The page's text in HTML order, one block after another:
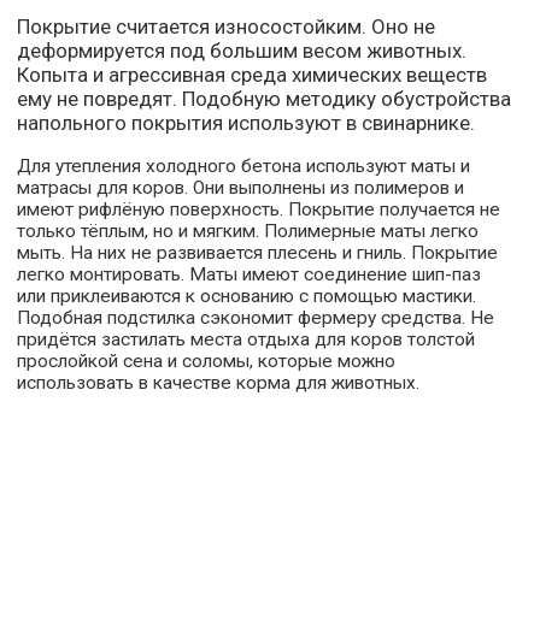
Покрытие считается износостойким. Оно не
деформируется под большим весом животных.
Копыта и агрессивная среда химических веществ
ему не повредят. Подобную методику обустройства
напольного покрытия используют в свинарнике.
Для утепления холодного бетона используют маты и
матрасы для коров. Они выполнены из полимеров и
имеют рифлёную поверхность. Покрытие получается не
только тёплым, но и мягким. Полимерные маты легко
мыть. На них не развивается плесень и гниль. Покрытие
легко монтировать. Маты имеют соединение шип-паз
или приклеиваются к основанию с помощью мастики.
Подобная подстилка сэкономит фермеру средства. Не
придётся застилать места отдыха для коров толстой
прослойкой сена и соломы, которые можно
использовать в качестве корма для животных.